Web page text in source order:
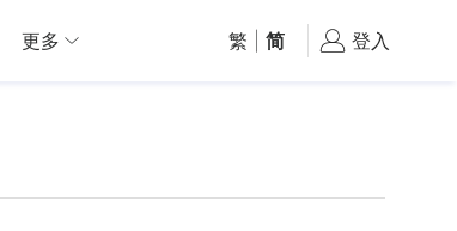
更多 繁 简 登入